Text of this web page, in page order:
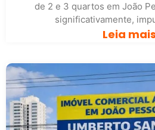
de 2 e 3 quartos em João
significativamente,
Leia